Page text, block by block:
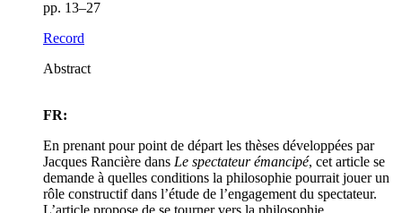
pp. 13–27
Record
Abstract
FR:
En prenant pour point de départ les thèses développées par
Jacques Rancière dans Le spectateur émancipé, cet article se
demande à quelles conditions la philosophie pourrait jouer un
rôle constructif dans l’étude de l’engagement du spectateur.